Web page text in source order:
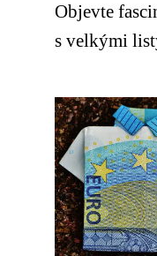
Objevte
s velkými